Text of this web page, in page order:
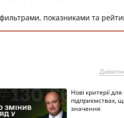
показниками та
Нові критерії
підприємствах,
значення